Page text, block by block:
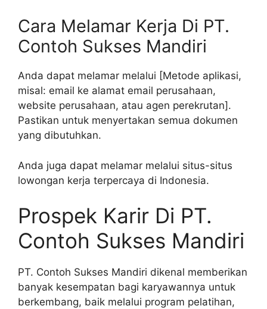
Cara Melamar Kerja Di PT.
Contoh Sukses Mandiri
Anda dapat melamar melalui [Metode aplikasi,
misal: email ke alamat email perusahaan,
website perusahaan, atau agen perekrutan].
Pastikan untuk menyertakan semua dokumen
yang dibutuhkan.
Anda juga dapat melamar melalui situs-situs
lowongan kerja terpercaya di Indonesia.
Prospek Karir Di PT.
Contoh Sukses Mandiri
PT. Contoh Sukses Mandiri dikenal memberikan
banyak kesempatan bagi karyawannya untuk
berkembang, baik melalui program pelatihan,